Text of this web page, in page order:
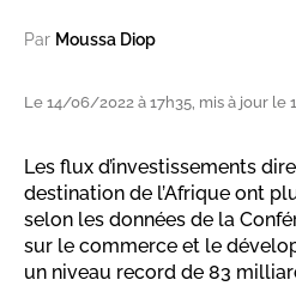
Par Moussa Diop
Le 14/06/2022 à 17h35, mis à jour le
Les flux d’investissements
destination de l’Afrique ont
selon les données de la
sur le commerce et le
un niveau record de 83